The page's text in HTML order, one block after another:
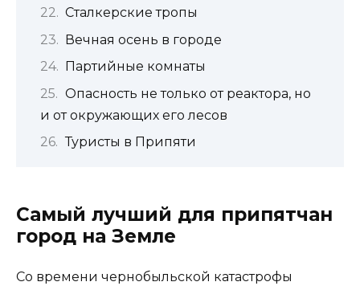
Сталкерские тропы
Вечная осень в городе
Партийные комнаты
Опасность не только от реактора, но
и от окружающих его лесов
Туристы в Припяти
Самый лучший для припятчан
город на Земле
Со времени чернобыльской катастрофы